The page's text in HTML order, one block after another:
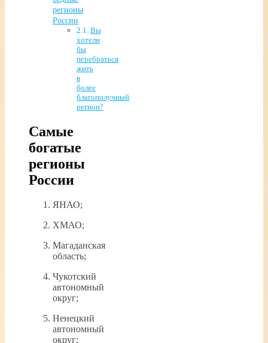
регионы
России
Вы
хотели
бы
перебраться
жить
в
более
благополучный
регион?
Самые
богатые
регионы
России
ЯНАО;
ХМАО;
Магаданская
область;
Чукотский
автономный
округ;
Ненецкий
автономный
округ;